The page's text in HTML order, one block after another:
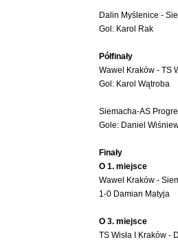
Dalin Myślenice -
Gol: Karol Rak
Półfinały
Wawel Kraków - TS
Gol: Karol Wątroba
Siemacha-AS
Gole: Daniel
Finały
O 1. miejsce
Wawel Kraków -
1-0 Damian Matyja
O 3. miejsce
TS Wisła I Kraków -